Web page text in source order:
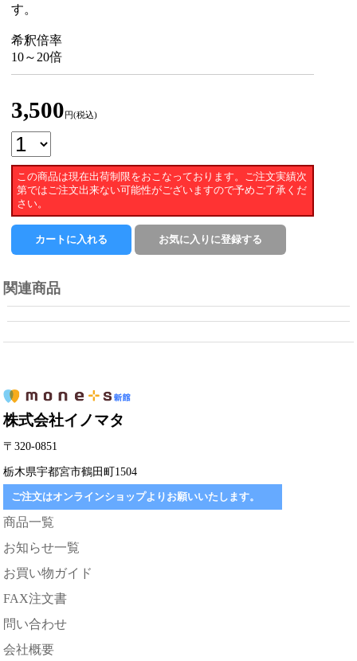
す。
希釈倍率
10～20倍
3,500 円(税込)
この商品は現在出荷制限をおこなっております。ご注文実績次
第ではご注文出来ない可能性がございますので予めご了承くだ
さい。
関連商品
株式会社イノマタ
〒320-0851
栃木県宇都宮市鶴田町1504
ご注文はオンラインショップよりお願いいたします。
商品一覧
お知らせ一覧
お買い物ガイド
FAX注文書
問い合わせ
会社概要